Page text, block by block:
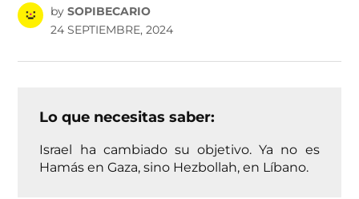
by SOPIBECARIO
24 SEPTIEMBRE, 2024
Lo que necesitas saber:
Israel ha cambiado su objetivo. Ya no es
Hamás en Gaza, sino Hezbollah, en Líbano.